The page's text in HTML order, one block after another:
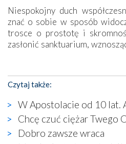
Niespokojny duch
znać o sobie w sposób
trosce o prostotę i
zasłonić sanktuarium,
katolickiego kultu. Tylko
autentyczną wiarą mogą mieć
kaplice, w których
skrzynkę na narzędzia? Albo
tuż przy nowej bazylice
zamiast Chrystusa
wyjętą ze starożytnych
Czytaj także:
W Apostolacie od 10 lat.
Chcę czuć ciężar Twego
Dobro zawsze wraca